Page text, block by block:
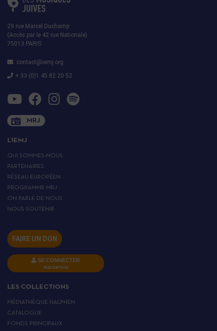
29 rue Marcel Duchamp
(Accès par le 42 rue Nationale)
75013 PARIS
contact@iemj.org
+ 33 (0)1 45 82 20 52
MRJ
L’IEMJ
QUI SOMMES-NOUS
PARTENAIRES
RÉSEAU EUROPÉEN
PROGRAMME MRJ
ON PARLE DE NOUS
NOUS SOUTENIR
FAIRE UN DON
SE CONNECTER
INSCRIPTION
LES COLLECTIONS
MÉDIATHÈQUE HALPHEN
CATALOGUE
FONDS PRINCIPAUX